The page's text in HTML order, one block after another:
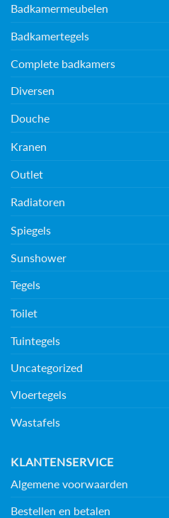
Badkamermeubelen
Badkamertegels
Complete badkamers
Diversen
Douche
Kranen
Outlet
Radiatoren
Spiegels
Sunshower
Tegels
Toilet
Tuintegels
Uncategorized
Vloertegels
Wastafels
KLANTENSERVICE
Algemene voorwaarden
Bestellen en betalen